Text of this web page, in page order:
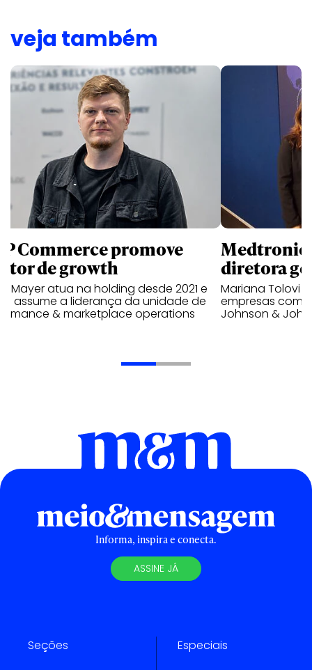
veja também
Commerce promove
de growth
Mayer atua na holding desde 2021 e
assume a liderança da unidade de
& marketplace operations
Medtronic
diretora
Mariana Tolovi
empresas
Johnson &
Informa, inspira e conecta.
ASSINE JÁ
Seções Especiais